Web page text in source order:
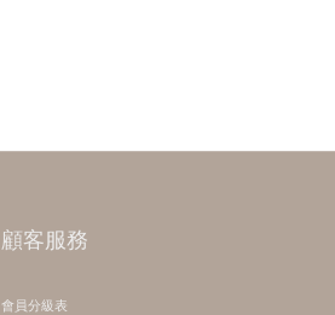
顧客服務
會員分級表